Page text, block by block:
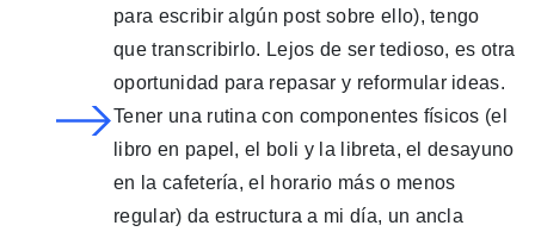
para escribir algún post sobre ello), tengo
que transcribirlo. Lejos de ser tedioso, es otra
oportunidad para repasar y reformular ideas.
Tener una rutina con componentes físicos (el
libro en papel, el boli y la libreta, el desayuno
en la cafetería, el horario más o menos
regular) da estructura a mi día, un ancla